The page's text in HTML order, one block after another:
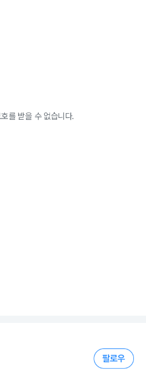
를 받을 수 없습니다.